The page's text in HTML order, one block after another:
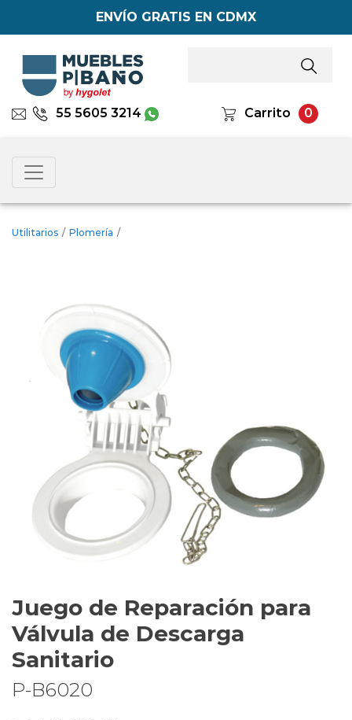
ENVÍO GRATIS EN CDMX
55 5605 3214 Carrito 0
Utilitarios / Plomería /
Juego de Reparación para
Válvula de Descarga
Sanitario
P-B6020